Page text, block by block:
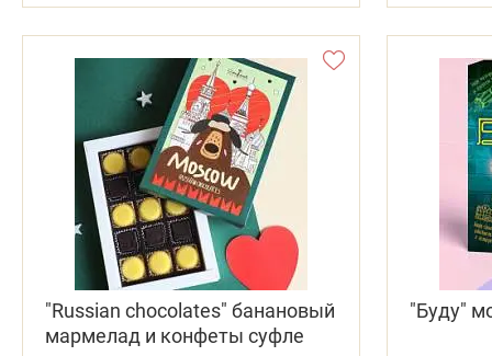
"Russian chocolates" банановый
мармелад и конфеты суфле
"Буду"